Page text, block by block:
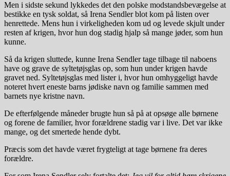
Men i sidste sekund lykkedes det den polske modstandsbevægelse at
bestikke en tysk soldat, så Irena Sendler blot kom på listen over
henrettede. Mens hun i virkeligheden kom ud og levede skjult under
resten af krigen, hvor hun dog stadig hjalp så mange jøder, som hun
kunne.
Så da krigen sluttede, kunne Irena Sendler tage tilbage til naboens
have og grave de syltetøjsglas op, som hun under krigen havde
gravet ned. Syltetøjsglas med lister i, hvor hun omhyggeligt havde
noteret hvert eneste barns jødiske navn og familie sammen med
barnets nye kristne navn.
De efterfølgende måneder brugte hun så på at opsøge alle børnene
og forene de familier, hvor forældrene stadig var i live. Det var ikke
mange, og det smertede hende dybt.
Præcis som det havde været frygteligt at tage børnene fra deres
forældre.